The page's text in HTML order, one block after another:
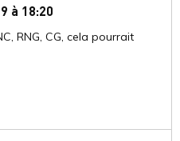
à 18:20
RNG, CG, cela pourrait